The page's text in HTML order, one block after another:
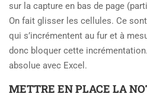
sur la capture en bas de page
On fait glisser les cellules. Ce
qui s’incrémentent au fur et à
donc bloquer cette
absolue avec Excel.
METTRE EN PLACE LA